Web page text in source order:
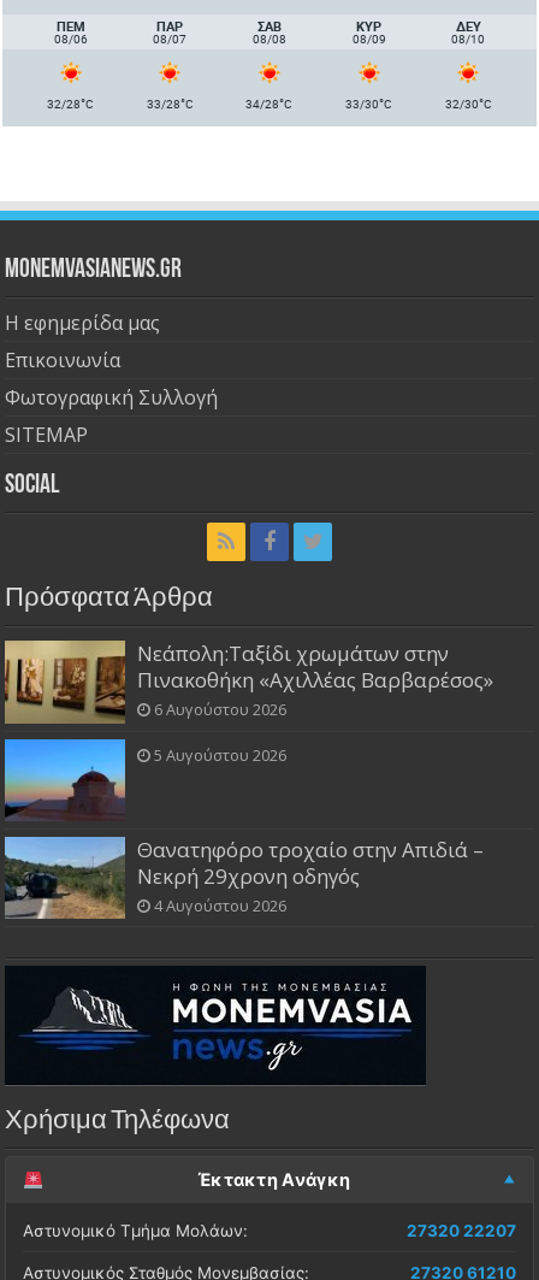
ΠΈΜ
08/06
ΠΑΡ
08/07
ΣΑΒ
08/08
ΚΥΡ
08/09
ΔΕΥ
08/10
32/28°C 33/28°C 34/28°C 33/30°C 32/30°C
Monemvasianews.gr
Η εφημερίδα μας
Επικοινωνία
Φωτογραφική Συλλογή
SITEMAP
Social
Πρόσφατα Άρθρα
Νεάπολη:Ταξίδι χρωμάτων στην
Πινακοθήκη «Αχιλλέας Βαρβαρέσος»
6 Αυγούστου 2026
5 Αυγούστου 2026
Θανατηφόρο τροχαίο στην Απιδιά –
Νεκρή 29χρονη οδηγός
4 Αυγούστου 2026
Χρήσιμα Τηλέφωνα
Έκτακτη Ανάγκη
Αστυνομικό Τμήμα Μολάων: 27320 22207
Αστυνομικός Σταθμός Μονεμβασίας: 27320 61210